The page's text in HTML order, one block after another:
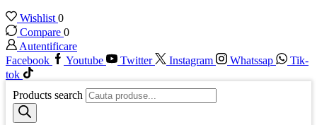
Wishlist 0
Compare 0
Autentificare
Facebook
Youtube Twitter Instagram Whatssap
Tik-
tok
Products search